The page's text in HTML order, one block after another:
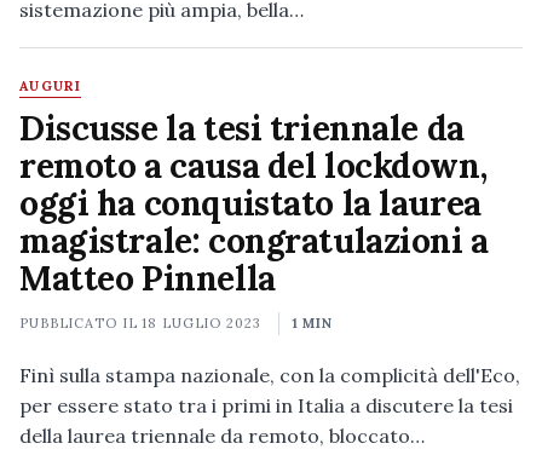
sistemazione più ampia, bella…
AUGURI
Discusse la tesi triennale da
remoto a causa del lockdown,
oggi ha conquistato la laurea
magistrale: congratulazioni a
Matteo Pinnella
PUBBLICATO IL18 LUGLIO 2023 1 MIN
Finì sulla stampa nazionale, con la complicità dell'Eco,
per essere stato tra i primi in Italia a discutere la tesi
della laurea triennale da remoto, bloccato…